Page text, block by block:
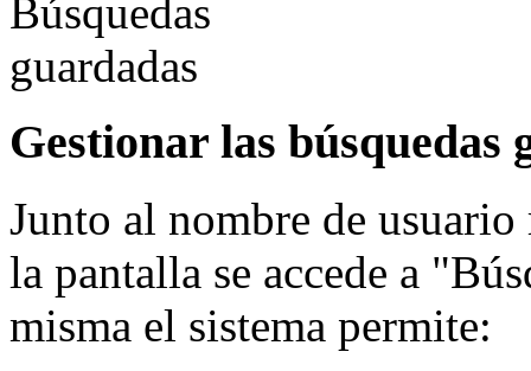
Gestionar las búsquedas
Junto al nombre de
la pantalla se accede a
misma el sistema permite: